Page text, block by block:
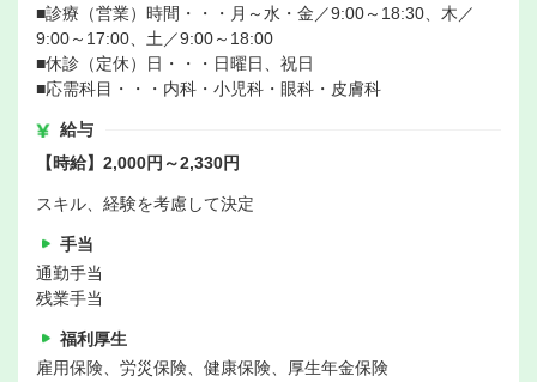
■診療（営業）時間・・・月～水・金／9:00～18:30、木／
9:00～17:00、土／9:00～18:00
■休診（定休）日・・・日曜日、祝日
■応需科目・・・内科・小児科・眼科・皮膚科
給与
【時給】2,000円～2,330円
スキル、経験を考慮して決定
手当
通勤手当
残業手当
福利厚生
雇用保険、労災保険、健康保険、厚生年金保険